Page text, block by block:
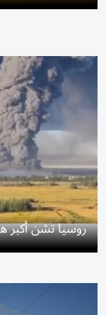
روسيا تشن أكبر